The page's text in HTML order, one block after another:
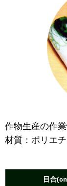
作物生産の作
材質：ポリエ
目合